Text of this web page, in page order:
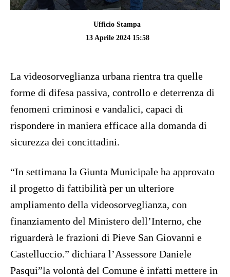
Ufficio Stampa
13 Aprile 2024 15:58
La videosorveglianza urbana rientra tra quelle
forme di difesa passiva, controllo e deterrenza di
fenomeni criminosi e vandalici, capaci di
rispondere in maniera efficace alla domanda di
sicurezza dei concittadini.
“In settimana la Giunta Municipale ha approvato
il progetto di fattibilità per un ulteriore
ampliamento della videosorveglianza, con
finanziamento del Ministero dell’Interno, che
riguarderà le frazioni di Pieve San Giovanni e
Castelluccio.” dichiara l’Assessore Daniele
Pasqui”la volontà del Comune è infatti mettere in